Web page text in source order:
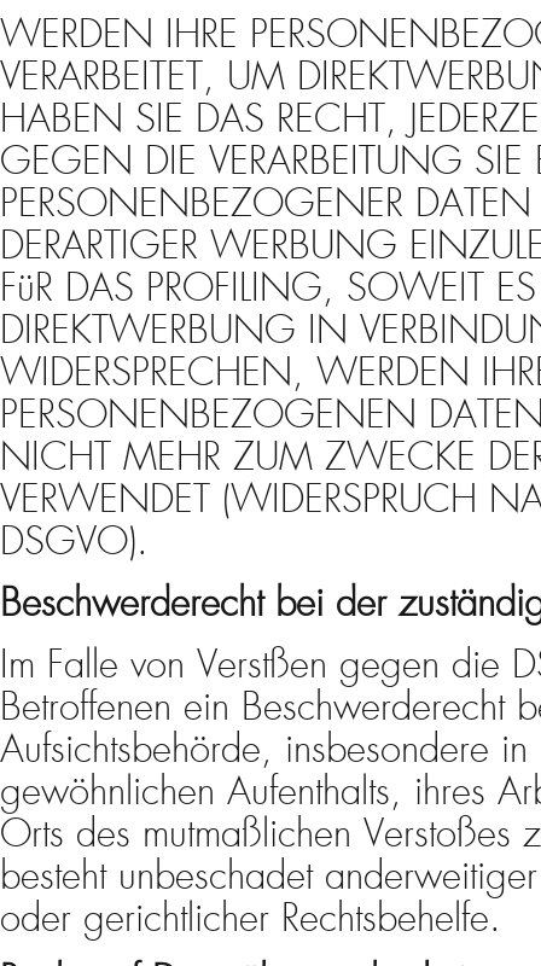
WERDEN IHRE
VERARBEITET, UM
HABEN SIE DAS RECHT,
GEGEN DIE VERARBEITUNG SIE
PERSONENBEZOGENER
DERARTIGER WERBUNG
FüR DAS PROFILING, SOWEIT
DIREKTWERBUNG IN
WIDERSPRECHEN, WERDEN
PERSONENBEZOGENEN
NICHT MEHR ZUM ZWECKE
VERWENDET (WIDERSPRUCH
DSGVO).
Beschwerderecht bei der
Im Falle von Verstßen gegen die
Betroffenen ein Beschwerderecht
Aufsichtsbehörde, insbesondere
gewöhnlichen Aufenthalts, ihres
Orts des mutmaßlichen Verstoßes
besteht unbeschadet
oder gerichtlicher Rechtsbehelfe.